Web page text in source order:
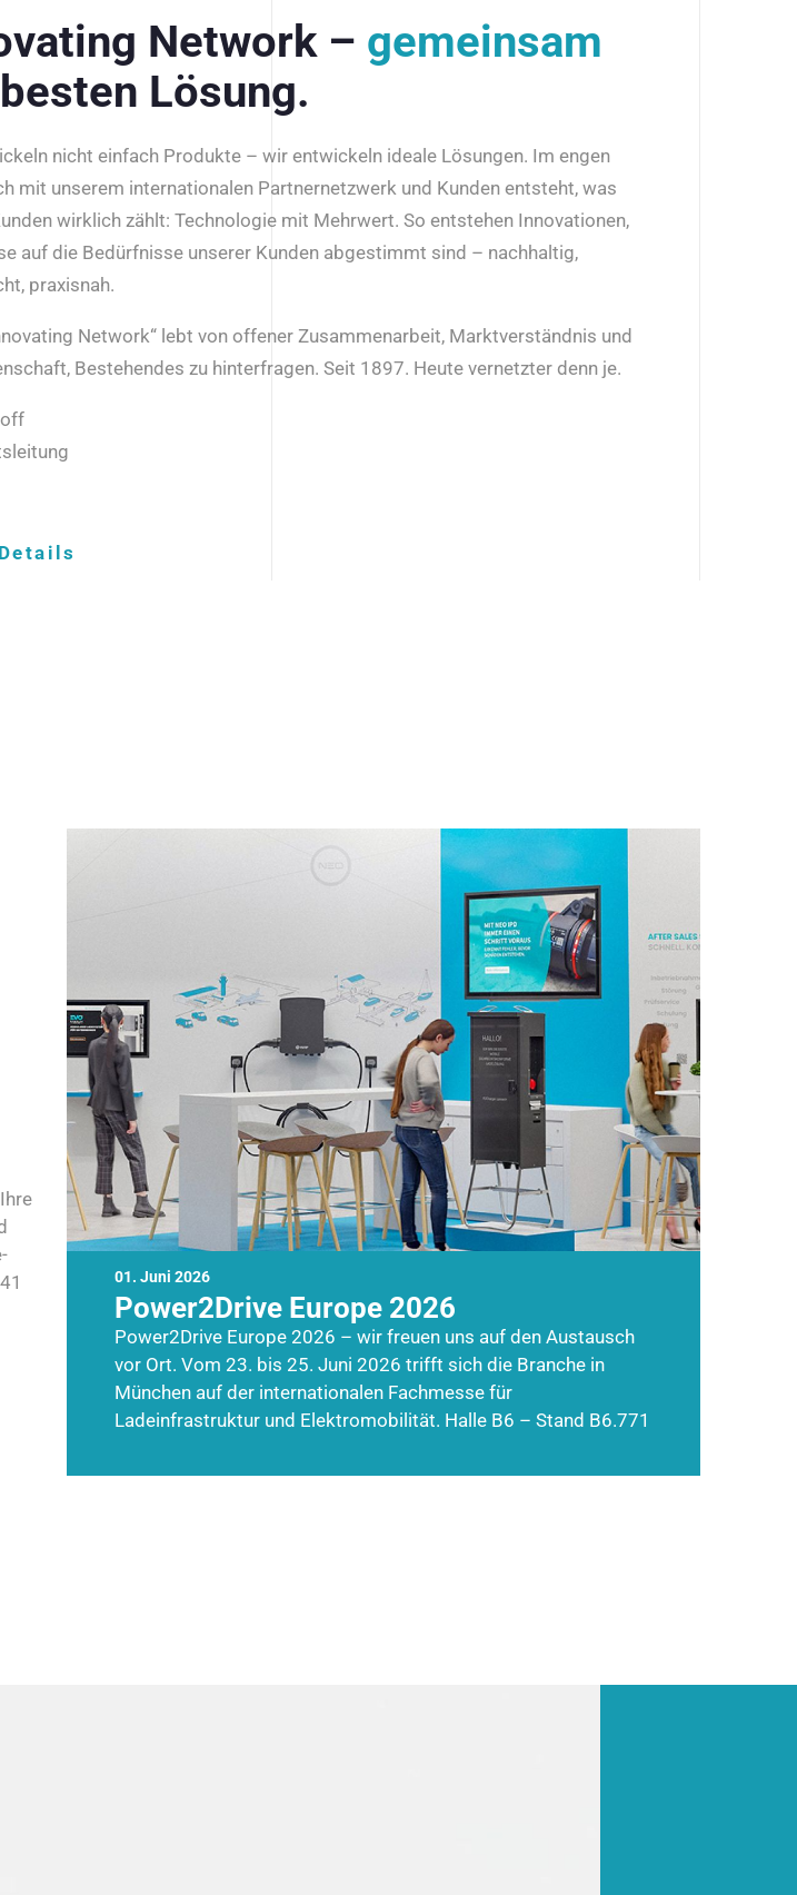
Network – gemeinsam
Lösung.
nicht einfach Produkte – wir entwickeln ideale Lösungen. Im engen
mit unserem internationalen Partnernetzwerk und Kunden entsteht, was
wirklich zählt: Technologie mit Mehrwert. So entstehen Innovationen,
auf die Bedürfnisse unserer Kunden abgestimmt sind – nachhaltig,
praxisnah.
Network“ lebt von offener Zusammenarbeit, Marktverständnis und
Bestehendes zu hinterfragen. Seit 1897. Heute vernetzter denn je.
Details
01. Juni 2026
Power2Drive Europe 2026
Power2Drive Europe 2026 – wir freuen uns auf den Austausch
vor Ort. Vom 23. bis 25. Juni 2026 trifft sich die Branche in
München auf der internationalen Fachmesse für
Ladeinfrastruktur und Elektromobilität. Halle B6 – Stand B6.771